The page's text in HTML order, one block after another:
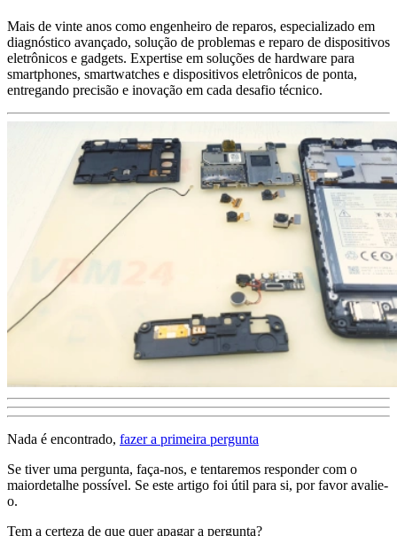
Mais de vinte anos como engenheiro de reparos, especializado em
diagnóstico avançado, solução de problemas e reparo de dispositivos
eletrônicos e gadgets. Expertise em soluções de hardware para
smartphones, smartwatches e dispositivos eletrônicos de ponta,
entregando precisão e inovação em cada desafio técnico.
Nada é encontrado, fazer a primeira pergunta
Se tiver uma pergunta, faça-nos, e tentaremos responder com o
maiordetalhe possível. Se este artigo foi útil para si, por favor avalie-
o.
Tem a certeza de que quer apagar a pergunta?